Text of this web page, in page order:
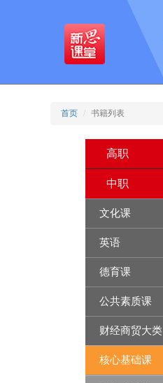
首页 书籍列表
高职
中职
文化课
英语
德育课
公共素质课
财经商贸大类
核心基础课